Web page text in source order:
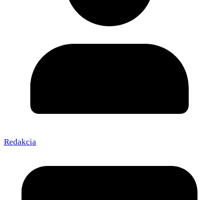
Redakcia